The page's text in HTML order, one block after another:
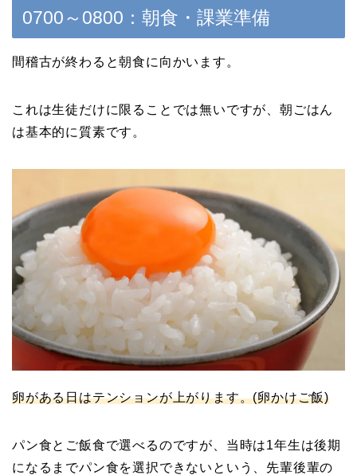
0700～0800：朝食・課業準備
間稽古が終わると朝食に向かいます。
これは生徒だけに限ることでは無いですが、朝ごはん
は基本的に質素です。
卵がある日はテンションが上がります。(卵かけご飯)
パン食とご飯食で選べるのですが、当時は1年生は後期
になるまでパン食を選択できないという、先輩後輩の